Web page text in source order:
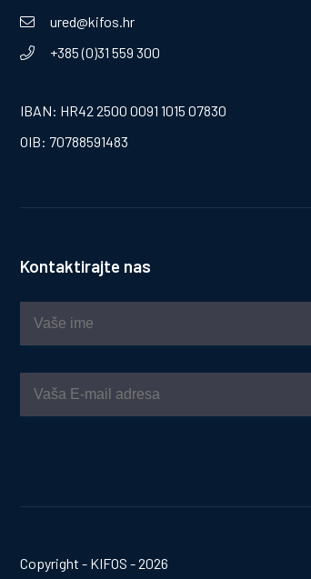
ured@kifos.hr
+385 (0)31 559 300
IBAN: HR42 2500 0091 1015 07830
OIB: 70788591483
Kontaktirajte nas
Copyright - KIFOS - 2026